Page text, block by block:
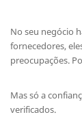
No seu negócio
fornecedores,
preocupações.
Mas só a
verificados.